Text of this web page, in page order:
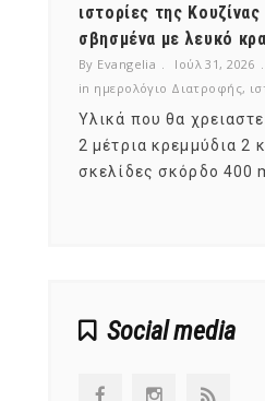
ιστορίες της
σβησμένα με λευκό
By Evangelia
Ιούλ 31, 2026
in ημερολόγιο Διατροφής,
Υλικά που θα
2 μέτρια κρεμμύδια 2
σκελίδες σκόρδο 400
Social media